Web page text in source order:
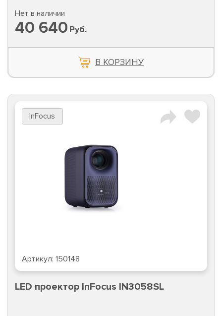
Нет в наличии
40 640 Руб.
В КОРЗИНУ
InFocus
Артикул: 150148
LED проектор InFocus IN3058SL